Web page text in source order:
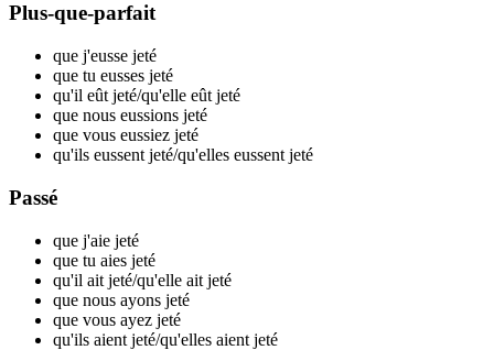
Plus-que-parfait
que j'eusse jeté
que tu eusses jeté
qu'il eût jeté/qu'elle eût jeté
que nous eussions jeté
que vous eussiez jeté
qu'ils eussent jeté/qu'elles eussent jeté
Passé
que j'aie jeté
que tu aies jeté
qu'il ait jeté/qu'elle ait jeté
que nous ayons jeté
que vous ayez jeté
qu'ils aient jeté/qu'elles aient jeté